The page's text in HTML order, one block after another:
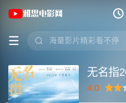

 
《无名指2025》
无名指
4.0
很差较差
还行推荐力荐